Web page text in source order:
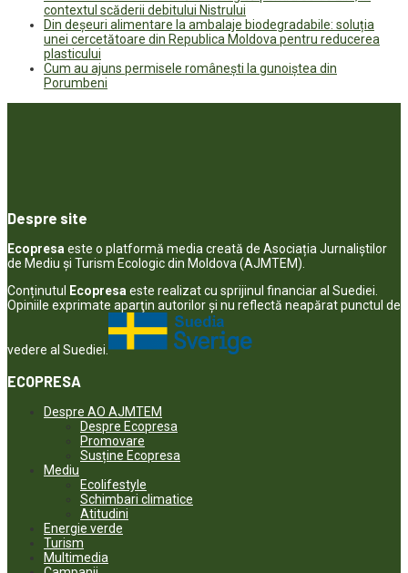
contextul scăderii debitului Nistrului
Din deșeuri alimentare la ambalaje biodegradabile: soluția
unei cercetătoare din Republica Moldova pentru reducerea
plasticului
Cum au ajuns permisele românești la gunoiștea din
Porumbeni
Despre site
Ecopresaeste o platformă media creată de Asociația Jurnaliștilor
de Mediu și Turism Ecologic din Moldova (AJMTEM).
Conținutul
Ecopresaeste realizat cu sprijinul financiar al Suediei.
Opiniile exprimate aparţin autorilor şi nu reflectă neapărat punctul de
vedere al Suediei.
ECOPRESA
Despre AO AJMTEM
Despre Ecopresa
Promovare
Susține Ecopresa
Mediu
Ecolifestyle
Schimbari climatice
Atitudini
Energie verde
Turism
Multimedia